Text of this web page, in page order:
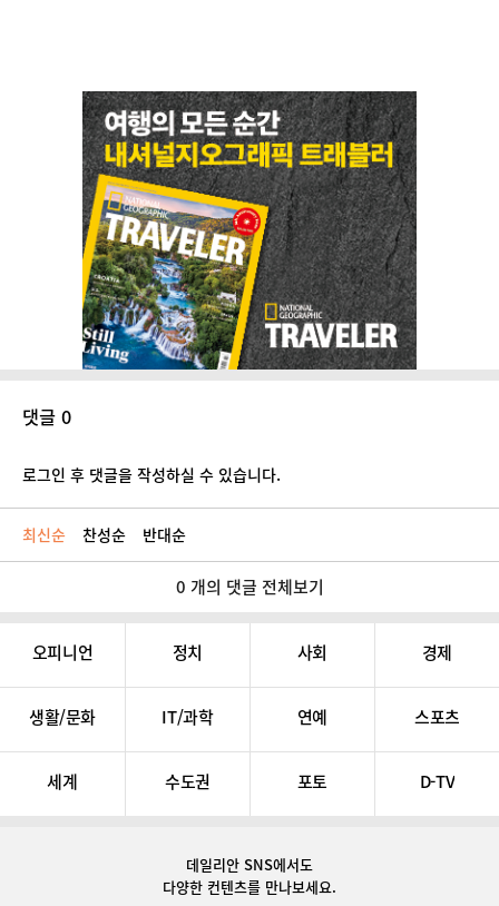
댓글 0
로그인 후 댓글을 작성하실 수 있습니다.
최신순 찬성순 반대순
0 개의 댓글 전체보기
오피니언 정치 사회 경제
생활/문화 IT/과학 연예 스포츠
세계 수도권 포토 D-TV
데일리안 SNS에서도
다양한 컨텐츠를 만나보세요.